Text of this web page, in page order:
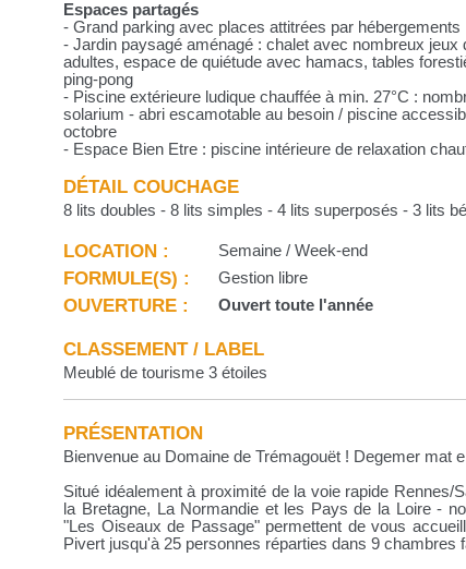
Espaces partagés
- Grand parking avec places attitrées par hébergements
- Jardin paysagé aménagé : chalet avec nombreux jeux
adultes, espace de quiétude avec hamacs, tables
ping-pong
- Piscine extérieure ludique chauffée à min. 27°C :
solarium - abri escamotable au besoin / piscine
octobre
- Espace Bien Etre : piscine intérieure de relaxation
DÉTAIL COUCHAGE
8 lits doubles - 8 lits simples - 4 lits superposés - 3 lits
LOCATION : Semaine / Week-end
FORMULE(S) : Gestion libre
OUVERTURE : Ouvert toute l'année
CLASSEMENT / LABEL
Meublé de tourisme 3 étoiles
PRÉSENTATION
Bienvenue au Domaine de Trémagouët ! Degemer mat
Situé idéalement à proximité de la voie rapide Rennes/
la Bretagne, La Normandie et les Pays de la Loire -
"Les Oiseaux de Passage" permettent de vous
Pivert jusqu'à 25 personnes réparties dans 9 chambres